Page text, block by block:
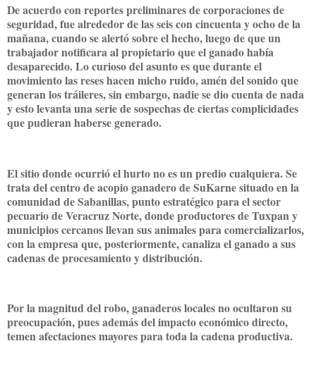
De acuerdo con reportes preliminares de corporaciones de
seguridad, fue alrededor de las seis con cincuenta y ocho de la
mañana, cuando se alertó sobre el hecho, luego de que un
trabajador notificara al propietario que el ganado había
desaparecido. Lo curioso del asunto es que durante el
movimiento las reses hacen micho ruido, amén del sonido que
generan los tráileres, sin embargo, nadie se dio cuenta de nada
y esto levanta una serie de sospechas de ciertas complicidades
que pudieran haberse generado.
El sitio donde ocurrió el hurto no es un predio cualquiera. Se
trata del centro de acopio ganadero de SuKarne situado en la
comunidad de Sabanillas, punto estratégico para el sector
pecuario de Veracruz Norte, donde productores de Tuxpan y
municipios cercanos llevan sus animales para comercializarlos,
con la empresa que, posteriormente, canaliza el ganado a sus
cadenas de procesamiento y distribución.
Por la magnitud del robo, ganaderos locales no ocultaron su
preocupación, pues además del impacto económico directo,
temen afectaciones mayores para toda la cadena productiva.